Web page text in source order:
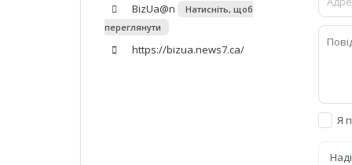
BizUa@n
Натисніть, щоб
переглянути
https://bizua.news7.ca/
Я